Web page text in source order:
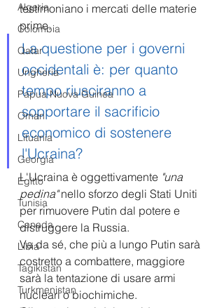
Algeria
Colombia
Qatar
Ungheria
Papua Nuova Guinea
Oman
Lituania
Georgia
Egitto
Tunisia
Canada
Libia
Tagikistan
Turkmenistan
testimoniano i mercati delle materie
prime.
La questione per i governi
occidentali è: per quanto
tempo riusciranno a
sopportare il sacrificio
economico di sostenere
l'Ucraina?
L'Ucraina è oggettivamente "una
pedina" nello sforzo degli Stati Uniti
per rimuovere Putin dal potere e
distruggere la Russia.
Va da sé, che più a lungo Putin sarà
costretto a combattere, maggiore
sarà la tentazione di usare armi
nucleari o biochimiche.